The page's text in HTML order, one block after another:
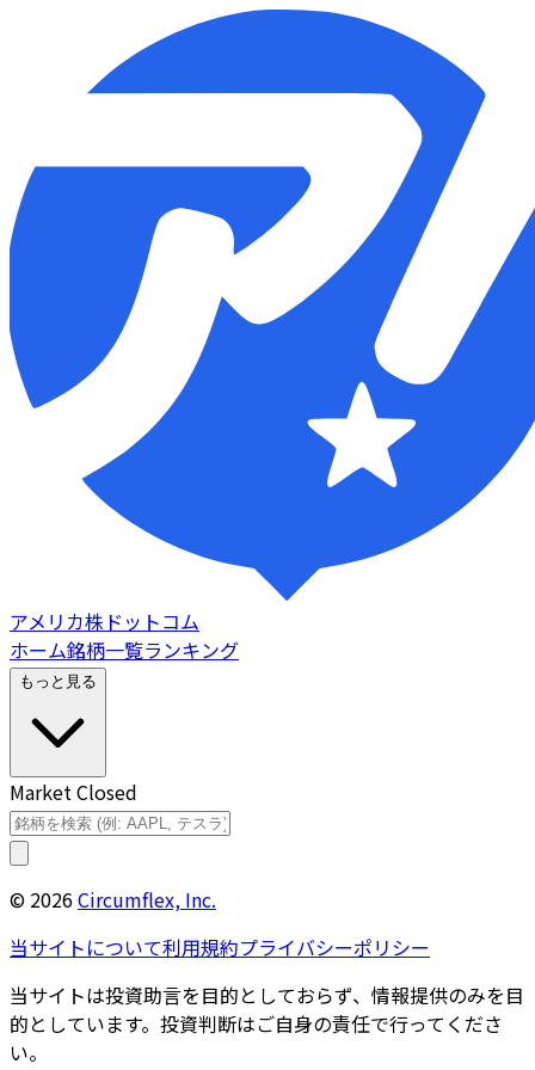
アメリカ株ドットコム
ホーム銘柄一覧ランキング
もっと見る
Market Closed
© 2026Circumflex, Inc.
当サイトについて利用規約プライバシーポリシー
当サイトは投資助言を目的としておらず、情報提供のみを目
的としています。投資判断はご自身の責任で行ってくださ
い。